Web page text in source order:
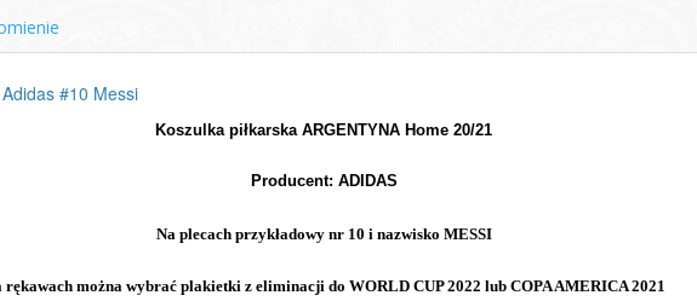
#10 Messi
Koszulka piłkarska ARGENTYNA Home 20/21
Producent: ADIDAS
Na plecach przykładowy nr 10 i nazwisko MESSI
rękawach można wybrać plakietki z eliminacji do WORLD CUP 2022 lub COPA AMERICA 2021